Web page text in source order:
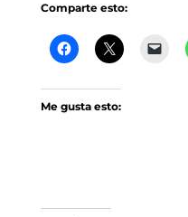
Comparte esto:
Me gusta esto: